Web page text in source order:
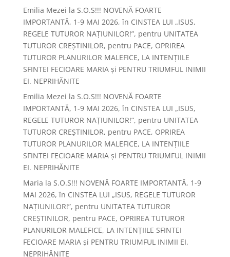
Emilia Mezei la S.O.S!!! NOVENĂ FOARTE
IMPORTANTĂ, 1-9 MAI 2026, în CINSTEA LUI „ISUS,
REGELE TUTUROR NAȚIUNILOR!”, pentru UNITATEA
TUTUROR CREȘTINILOR, pentru PACE, OPRIREA
TUTUROR PLANURILOR MALEFICE, LA INTENȚIILE
SFINTEI FECIOARE MARIA și PENTRU TRIUMFUL INIMII
EI. NEPRIHĂNITE
Emilia Mezei la S.O.S!!! NOVENĂ FOARTE
IMPORTANTĂ, 1-9 MAI 2026, în CINSTEA LUI „ISUS,
REGELE TUTUROR NAȚIUNILOR!”, pentru UNITATEA
TUTUROR CREȘTINILOR, pentru PACE, OPRIREA
TUTUROR PLANURILOR MALEFICE, LA INTENȚIILE
SFINTEI FECIOARE MARIA și PENTRU TRIUMFUL INIMII
EI. NEPRIHĂNITE
Maria la S.O.S!!! NOVENĂ FOARTE IMPORTANTĂ, 1-9
MAI 2026, în CINSTEA LUI „ISUS, REGELE TUTUROR
NAȚIUNILOR!”, pentru UNITATEA TUTUROR
CREȘTINILOR, pentru PACE, OPRIREA TUTUROR
PLANURILOR MALEFICE, LA INTENȚIILE SFINTEI
FECIOARE MARIA și PENTRU TRIUMFUL INIMII EI.
NEPRIHĂNITE